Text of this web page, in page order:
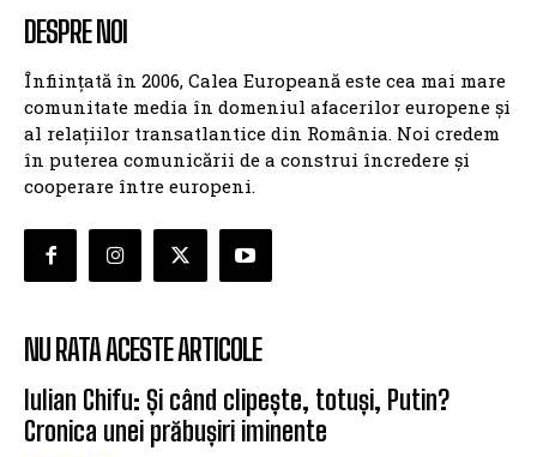
DESPRE NOI
Înființată în 2006, Calea Europeană este cea mai mare
comunitate media în domeniul afacerilor europene și
al relațiilor transatlantice din România. Noi credem
în puterea comunicării de a construi încredere și
cooperare între europeni.
NU RATA ACESTE ARTICOLE
Iulian Chifu: Și când clipește, totuși, Putin?
Cronica unei prăbușiri iminente